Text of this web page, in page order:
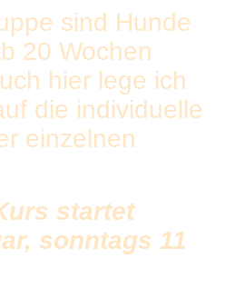
sind Hunde
20 Wochen
hier lege ich
die individuelle
einzelnen
startet
sonntags 11